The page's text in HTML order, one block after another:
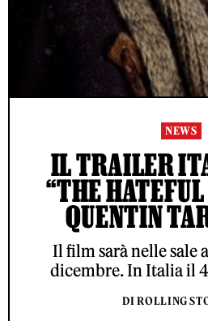
NEWS
IL TRAILER
“THE
QUENTIN
Il film sarà nelle sale
dicembre. In Italia il
DI ROLLING